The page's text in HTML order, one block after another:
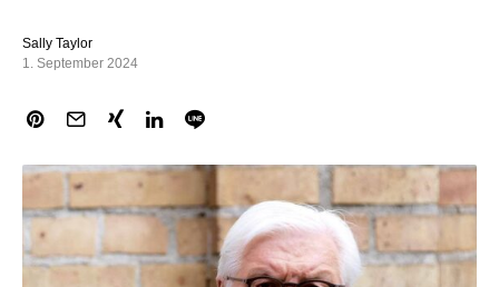
Sally Taylor
1. September 2024